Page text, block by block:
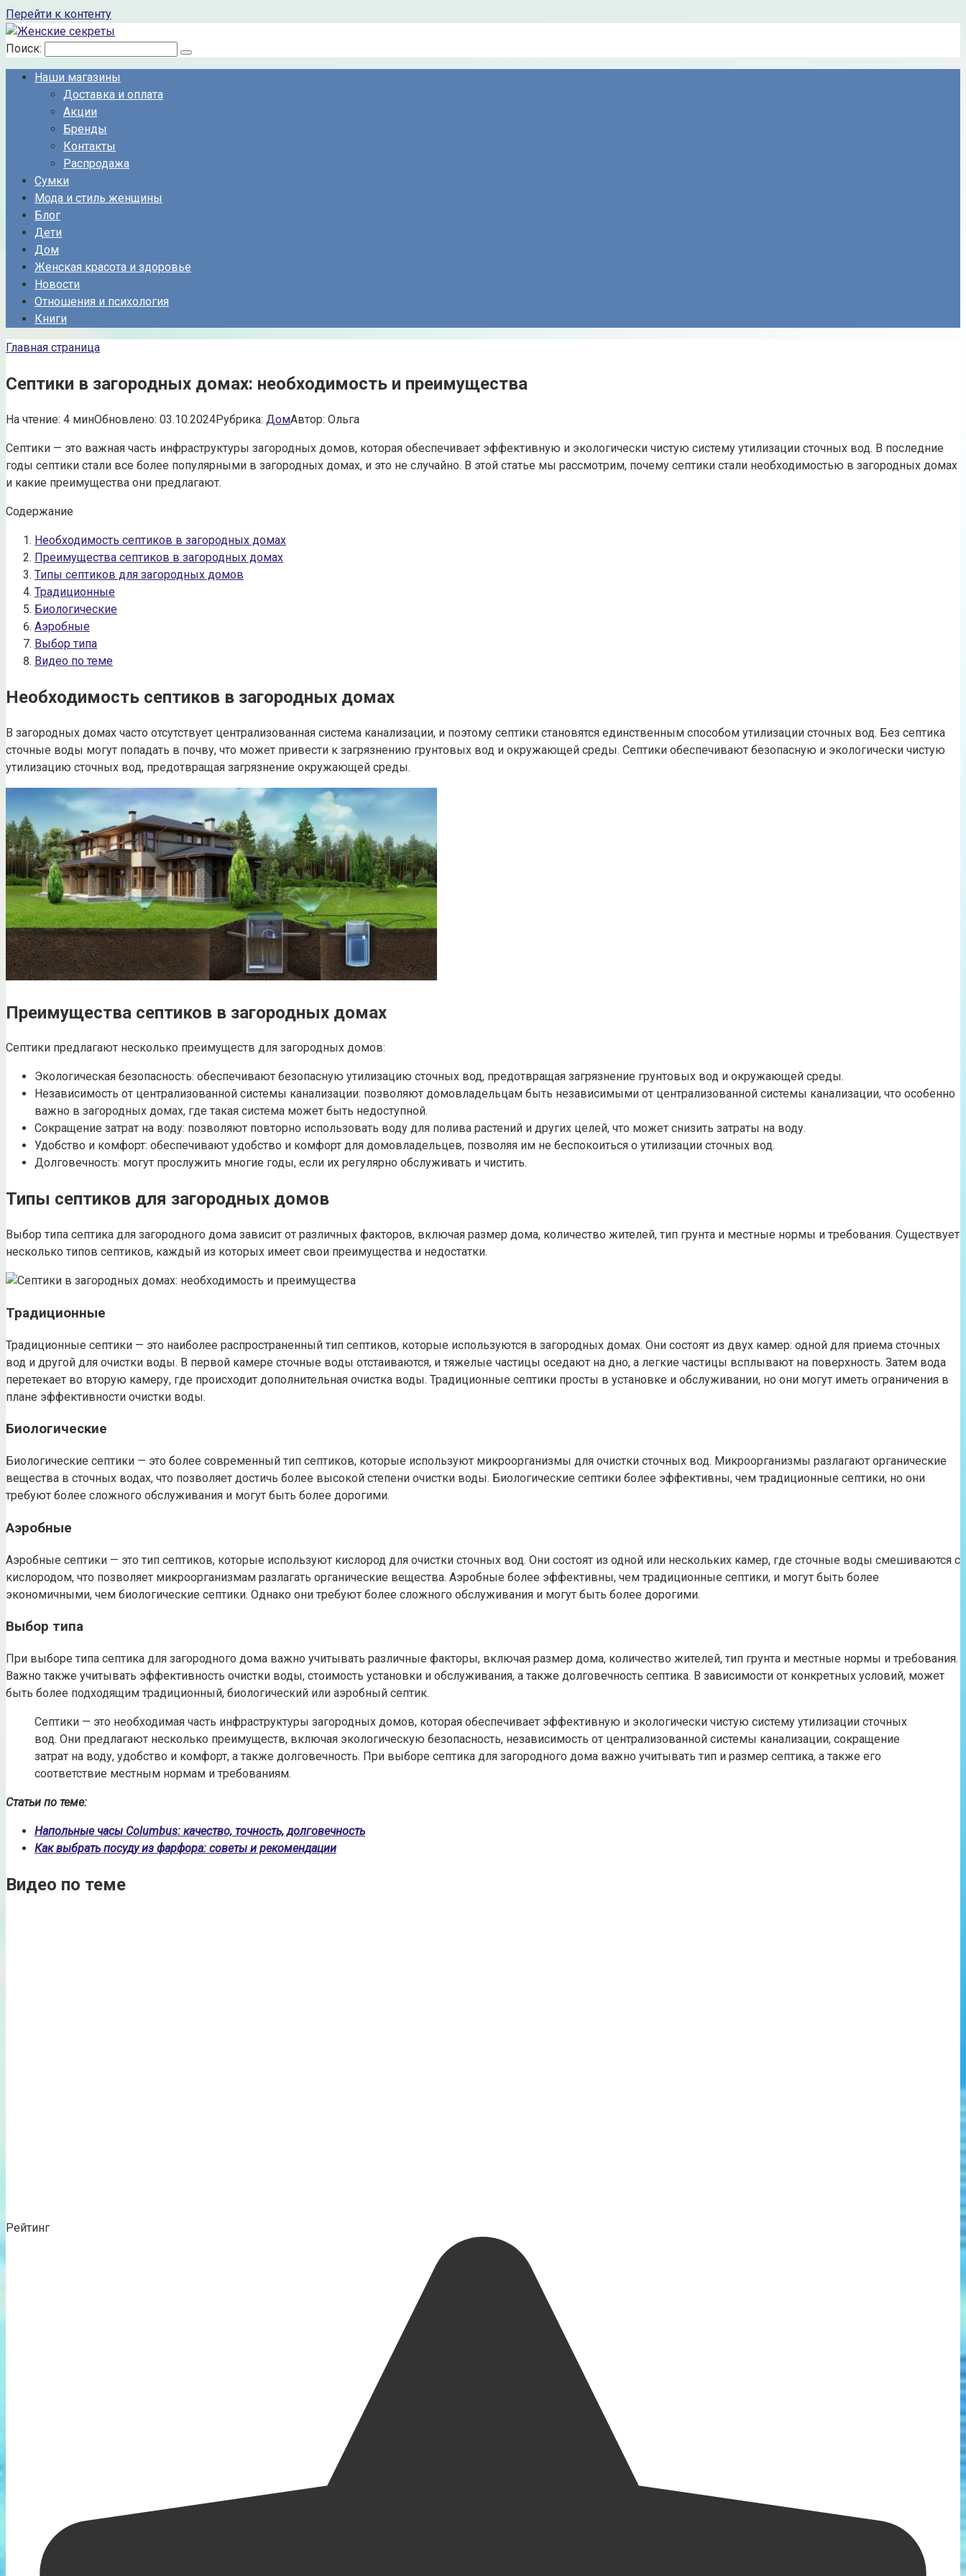
Перейти к контенту
Поиск:
Наши магазины
Доставка и оплата
Акции
Бренды
Контакты
Распродажа
Сумки
Мода и стиль женщины
Блог
Дети
Дом
Женская красота и здоровье
Новости
Отношения и психология
Книги
Главная страница
Септики в загородных домах: необходимость и преимущества
На чтение: 4 минОбновлено: 03.10.2024Рубрика: ДомАвтор: Ольга
Септики — это важная часть инфраструктуры загородных домов, которая обеспечивает эффективную и экологически чистую систему утилизации сточных вод. В последние
годы септики стали все более популярными в загородных домах, и это не случайно. В этой статье мы рассмотрим, почему септики стали необходимостью в загородных домах
и какие преимущества они предлагают.
Содержание
Необходимость септиков в загородных домах
Преимущества септиков в загородных домах
Типы септиков для загородных домов
Традиционные
Биологические
Аэробные
Выбор типа
Видео по теме
Необходимость септиков в загородных домах
В загородных домах часто отсутствует централизованная система канализации, и поэтому септики становятся единственным способом утилизации сточных вод. Без септика
сточные воды могут попадать в почву, что может привести к загрязнению грунтовых вод и окружающей среды. Септики обеспечивают безопасную и экологически чистую
утилизацию сточных вод, предотвращая загрязнение окружающей среды.
Преимущества септиков в загородных домах
Септики предлагают несколько преимуществ для загородных домов:
Экологическая безопасность: обеспечивают безопасную утилизацию сточных вод, предотвращая загрязнение грунтовых вод и окружающей среды.
Независимость от централизованной системы канализации: позволяют домовладельцам быть независимыми от централизованной системы канализации, что особенно
важно в загородных домах, где такая система может быть недоступной.
Сокращение затрат на воду: позволяют повторно использовать воду для полива растений и других целей, что может снизить затраты на воду.
Удобство и комфорт: обеспечивают удобство и комфорт для домовладельцев, позволяя им не беспокоиться о утилизации сточных вод.
Долговечность: могут прослужить многие годы, если их регулярно обслуживать и чистить.
Типы септиков для загородных домов
Выбор типа септика для загородного дома зависит от различных факторов, включая размер дома, количество жителей, тип грунта и местные нормы и требования. Существует
несколько типов септиков, каждый из которых имеет свои преимущества и недостатки.
Традиционные
Традиционные септики — это наиболее распространенный тип септиков, которые используются в загородных домах. Они состоят из двух камер: одной для приема сточных
вод и другой для очистки воды. В первой камере сточные воды отстаиваются, и тяжелые частицы оседают на дно, а легкие частицы всплывают на поверхность. Затем вода
перетекает во вторую камеру, где происходит дополнительная очистка воды. Традиционные септики просты в установке и обслуживании, но они могут иметь ограничения в
плане эффективности очистки воды.
Биологические
Биологические септики — это более современный тип септиков, которые используют микроорганизмы для очистки сточных вод. Микроорганизмы разлагают органические
вещества в сточных водах, что позволяет достичь более высокой степени очистки воды. Биологические септики более эффективны, чем традиционные септики, но они
требуют более сложного обслуживания и могут быть более дорогими.
Аэробные
Аэробные септики — это тип септиков, которые используют кислород для очистки сточных вод. Они состоят из одной или нескольких камер, где сточные воды смешиваются с
кислородом, что позволяет микроорганизмам разлагать органические вещества. Аэробные более эффективны, чем традиционные септики, и могут быть более
экономичными, чем биологические септики. Однако они требуют более сложного обслуживания и могут быть более дорогими.
Выбор типа
При выборе типа септика для загородного дома важно учитывать различные факторы, включая размер дома, количество жителей, тип грунта и местные нормы и требования.
Важно также учитывать эффективность очистки воды, стоимость установки и обслуживания, а также долговечность септика. В зависимости от конкретных условий, может
быть более подходящим традиционный, биологический или аэробный септик.
Септики — это необходимая часть инфраструктуры загородных домов, которая обеспечивает эффективную и экологически чистую систему утилизации сточных
вод. Они предлагают несколько преимуществ, включая экологическую безопасность, независимость от централизованной системы канализации, сокращение
затрат на воду, удобство и комфорт, а также долговечность. При выборе септика для загородного дома важно учитывать тип и размер септика, а также его
соответствие местным нормам и требованиям.
Статьи по теме:
Напольные часы Columbus: качество, точность, долговечность
Как выбрать посуду из фарфора: советы и рекомендации
Видео по теме
Рейтинг